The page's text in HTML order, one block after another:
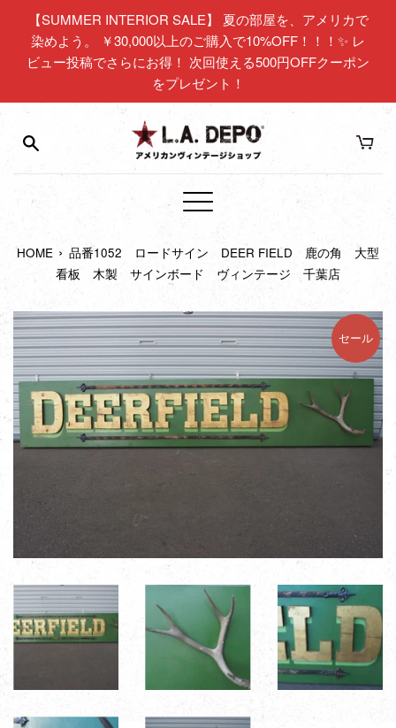
【SUMMER INTERIOR SALE】 夏の部屋を、アメリカで
染めよう。 ￥30,000以上のご購入で10%OFF！！！✨ レ
ビュー投稿でさらにお得！ 次回使える500円OFFクーポン
をプレゼント！
メ
ュ
ー
HOME › 品番1052 ロードサイン DEER FIELD 鹿の角 大型
看板 木製 サインボード ヴィンテージ 千葉店
セール